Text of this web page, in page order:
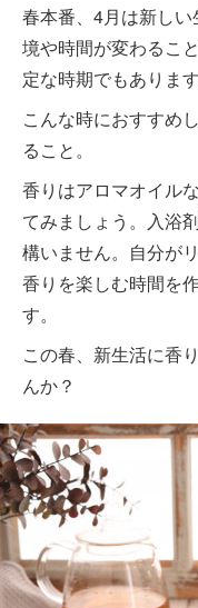
春本番、4月は新し
境や時間が変わるこ
定な時期でもあります
こんな時におすすめ
ること。
香りはアロマオイル
てみましょう。入浴
構いません。自分が
香りを楽しむ時間を
す。
この春、新生活に香
んか？